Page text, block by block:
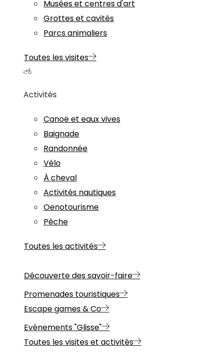
Musées et centres d'art
Grottes et cavités
Parcs animaliers
Toutes les visites
Activités
Canoë et eaux vives
Baignade
Randonnée
Vélo
À cheval
Activités nautiques
Oenotourisme
Pêche
Toutes les activités
Découverte des savoir-faire
Promenades touristiques
Escape games & Co
Evénements "Glisse"
Toutes les visites et activités